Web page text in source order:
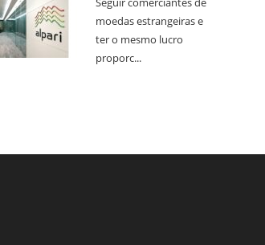
moedas estrangeiras e
ter o mesmo lucro
proporc...